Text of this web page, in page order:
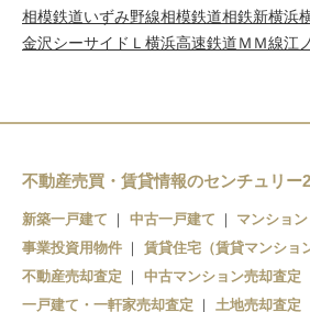
相模鉄道いずみ野線相模鉄道相鉄新横浜
金沢シーサイドＬ 横浜高速鉄道ＭＭ線江
不動産売買・賃貸情報のセンチュリー
新築一戸建て 中古一戸建て マンション
事業投資用物件
賃貸住宅（賃貸マンショ
不動産売却査定
中古マンション売却査定
一戸建て・一軒家売却査定
土地売却査定